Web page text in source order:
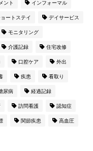
ント インフォーマル
ョートステイ デイサービス
モニタリング
介護記録 住宅改修
口腔ケア 外出
疾患 看取り
尿病 経過記録
訪問看護 認知症
関節疾患 高血圧